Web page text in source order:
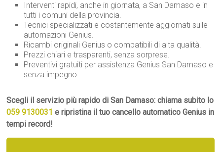
Interventi rapidi, anche in giornata, a San Damaso e in
tutti i comuni della provincia.
Tecnici specializzati e costantemente aggiornati sulle
automazioni Genius.
Ricambi originali Genius o compatibili di alta qualità.
Prezzi chiari e trasparenti, senza sorprese.
Preventivi gratuiti per assistenza Genius San Damaso e
senza impegno.
Scegli il servizio più rapido di San Damaso: chiama subito lo
059 9130031 e ripristina il tuo cancello automatico Genius in
tempi record!